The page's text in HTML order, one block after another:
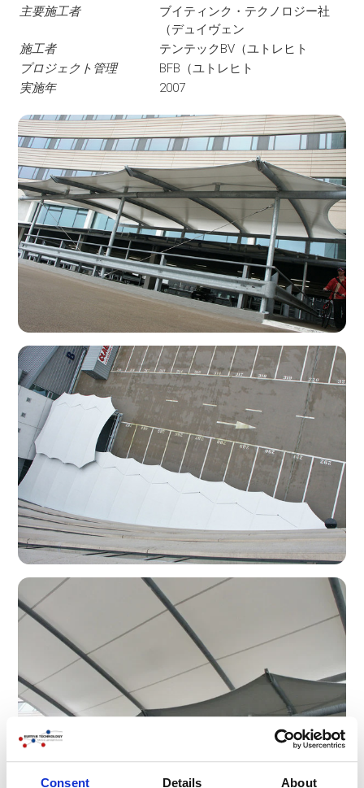
Consent Details About
主要施工者
ブイティンク・テクノロジー社
（デュイヴェン
施工者
テンテックBV（ユトレヒト
プロジェクト管理
BFB（ユトレヒト
実施年
2007